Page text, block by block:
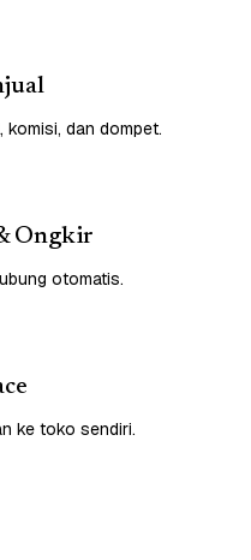
komisi, dan dompet.
Ongkir
otomatis.
ke toko sendiri.